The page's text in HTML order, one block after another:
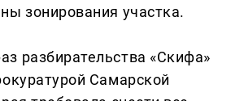
зонирования участка.
разбирательства «Скифа»
Самарской